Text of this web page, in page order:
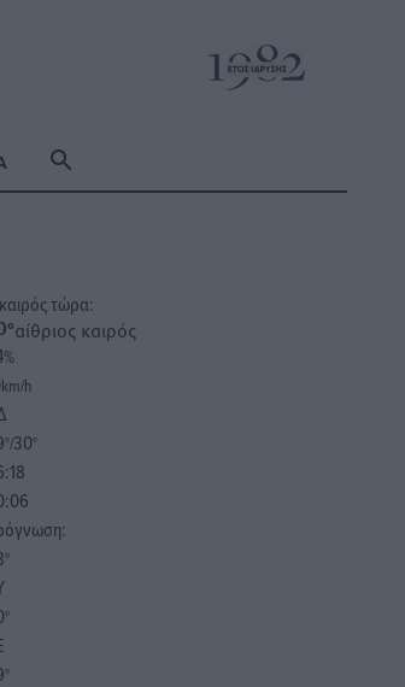
τώρα:
°αίθριος καιρός
%
km/h
°/30°
°
°
°